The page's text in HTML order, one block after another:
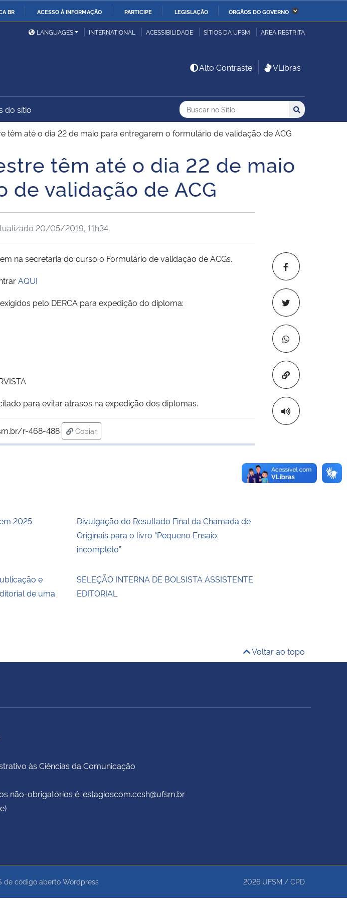
BR ACESSO À INFORMAÇÃO PARTICIPE LEGISLAÇÃO ÓRGÃOS DO GOVERNO
Ministério das Relações
Exteriores
Ministério da Economia Ministério da Infraestrutura
Ministério da Ciência,
Tecnologia, Inovações e
Controladoria-Geral da
União
Família e dos Direitos
Banco Central do Brasil Planalto
LANGUAGES INTERNATIONAL ACESSIBILIDADE SÍTIOS DA UFSM ÁREA RESTRITA
Alto Contraste VLibras
do sítio Busca
Buscar no no Sítio
Busca: Buscar
têm até o dia 22 de maio para entregarem o formulário de validação de ACG
têm até o dia 22 de maio
validação de ACG
Copiar para
20/05/2019, 11h34
na secretaria do curso o Formulário de validação de ACGs.
AQUI
pelo DERCA para expedição do diploma:
para evitar atrasos na expedição dos diplomas.
r-468-488
Copiar
para área de transferência
2025
Divulgação do Resultado Final da Chamada de
Originais para o livro “Pequeno Ensaio:
incompleto”
e
de uma
SELEÇÃO INTERNA DE BOLSISTA ASSISTENTE
EDITORIAL
Voltar ao topo
às Ciências da Comunicação
não-obrigatórios é: estagioscom.ccsh@ufsm.br
de código aberto Wordpress 2026 UFSM / CPD